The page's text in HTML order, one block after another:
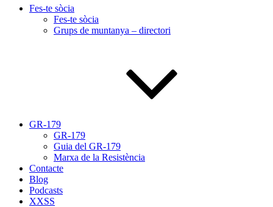
Fes-te sòcia
Fes-te sòcia
Grups de muntanya – directori
GR-179
GR-179
Guia del GR-179
Marxa de la Resistència
Contacte
Blog
Podcasts
XXSS